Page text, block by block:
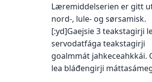
Læremiddelserien er gitt
nord-, lule- og sørsamisk.
[:yd]Gaejsie 3 teakstagirji
servodatfága teakstagirji
goalmmát jahkeceahkkái.
lea bláđengirji